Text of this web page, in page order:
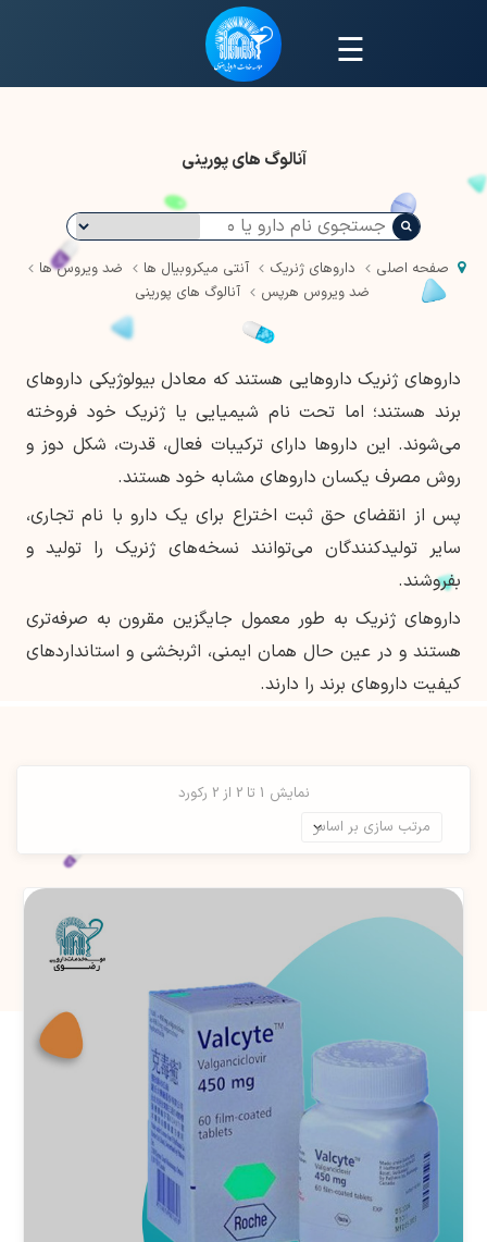
☰
آنالوگ های پورینی
صفحه اصلی داروهای ژنریک آنتی میکروبیال ها
ضد ویروس ها
ضد ویروس هرپس
آنالوگ های پورینی
داروهای ژنریک داروهایی هستند که معادل بیولوژیکی داروهای
برند هستند؛ اما تحت نام شیمیایی یا ژنریک خود فروخته
می‌شوند. این داروها دارای ترکیبات فعال، قدرت، شکل دوز و
روش مصرف یکسان داروهای مشابه خود هستند.
پس از انقضای حق ثبت اختراع برای یک دارو با نام تجاری،
سایر تولیدکنندگان می‌توانند نسخه‌های ژنریک را تولید و
بفروشند.
داروهای ژنریک به طور معمول جایگزین مقرون به صرفه‌تری
هستند و در عین حال همان ایمنی، اثربخشی و استانداردهای
کیفیت داروهای برند را دارند.
نمایش 1 تا 2 از 2 رکورد